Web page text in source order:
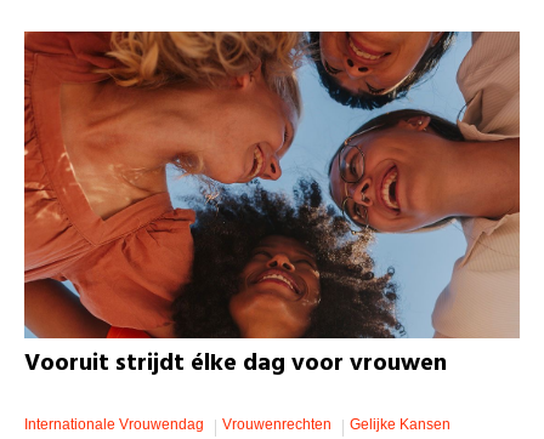
Vooruit strijdt élke dag voor vrouwen
Internationale Vrouwendag Vrouwenrechten
Gelijke Kansen